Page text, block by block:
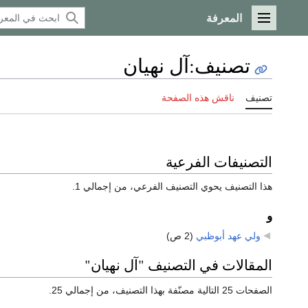
القائمة الرئيسية
المعرفة
تصنيف:آل نهيان
تصنيف ناقش هذه الصفحة
التصنيفات الفرعية
هذا التصنيف يحوي التصنيف الفرعي، من إجمالي 1.
و
ولي عهد أبوظبي (2 ص)
المقالات في التصنيف "آل نهيان"
الصفحات 25 التالية مصنّفة بهذا التصنيف، من إجمالي 25.